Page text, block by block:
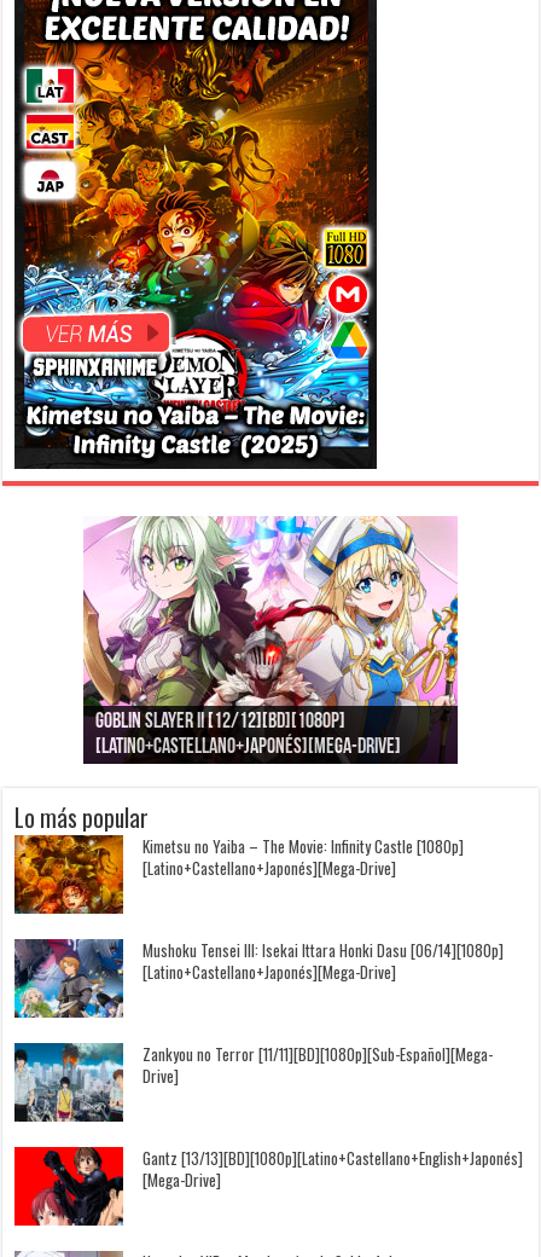
Goblin Slayer II [12/12][BD][1080p]
[Latino+Castellano+Japonés][Mega-Drive]
Jujutsu Kaisen: Kaigyoku/Gyokusetsu [1080p]
[Latino+Japonés][Mega-Drive]
Kimi to, Nami ni Noretara [BD][1080p]
[Latino+Castellano+Japonés][Mega-Drive]
Nukitashi the Animation [11/11+OVAS][BD]
[1080p][Sub-Español][Mega-Drive]
Kimi wa Houkago Insomnia [13/13][BD][1080p]
[Castellano+English+Japonés][Mega-Drive]
Getsuyoubi no Tawawa [12/12+Especiales][BD]
[1080p][Sub-Español][Mega-Drive]
Lo más popular
Kimetsu no Yaiba – The Movie: Infinity Castle [1080p]
[Latino+Castellano+Japonés][Mega-Drive]
Mushoku Tensei III: Isekai Ittara Honki Dasu [06/14][1080p]
[Latino+Castellano+Japonés][Mega-Drive]
Zankyou no Terror [11/11][BD][1080p][Sub-Español][Mega-
Drive]
Gantz [13/13][BD][1080p][Latino+Castellano+English+Japonés]
[Mega-Drive]